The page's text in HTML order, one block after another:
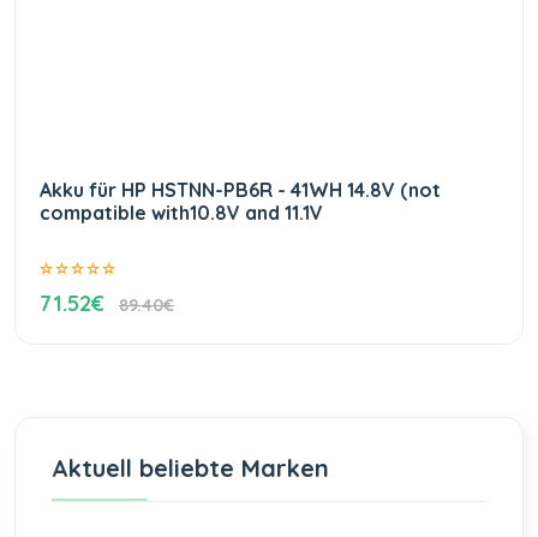
Akku für HP HSTNN-PB6R - 41WH 14.8V (not
compatible with10.8V and 11.1V
71.52€ 89.40€
Aktuell beliebte Marken